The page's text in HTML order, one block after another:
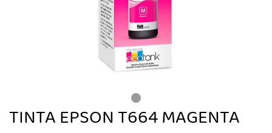
TINTA EPSON T664 MAGENTA